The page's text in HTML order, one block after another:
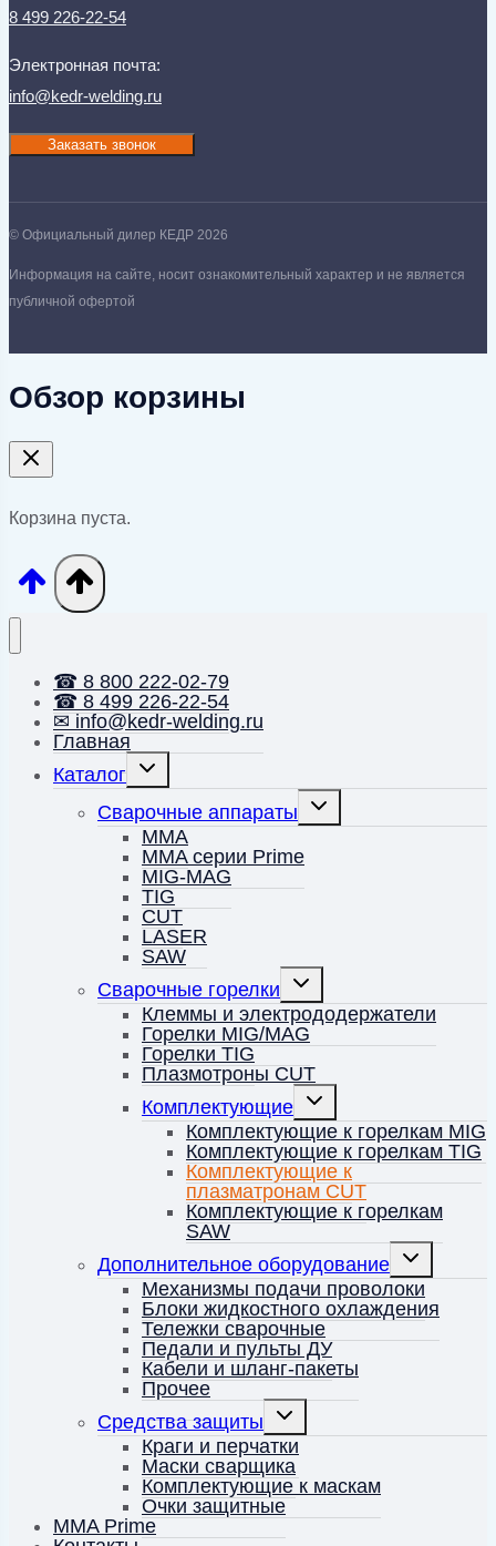
8 499 226-22-54
Электронная почта:
info@kedr-welding.ru
Заказать звонок
© Официальный дилер КЕДР 2026
Информация на сайте, носит ознакомительный характер и не является
публичной офертой
Обзор корзины
Корзина пуста.
☎ 8 800 222-02-79
☎ 8 499 226-22-54
✉ info@kedr-welding.ru
Главная
Каталог
Переключить
Сварочные аппараты
Переключить
MMA
MMA серии Prime
MIG-MAG
TIG
CUT
LASER
SAW
Сварочные горелки
Переключить
меню
Клеммы и электрододержатели
Горелки MIG/MAG
Горелки TIG
Плазмотроны CUT
Комплектующие
Переключить
меню
Комплектующие к горелкам MIG
Комплектующие к горелкам TIG
Комплектующие к
плазматронам CUT
Комплектующие к горелкам
SAW
Дополнительное оборудование
Переключить
меню
Механизмы подачи проволоки
Блоки жидкостного охлаждения
Тележки сварочные
Педали и пульты ДУ
Кабели и шланг-пакеты
Прочее
Средства защиты
Переключить
меню
Краги и перчатки
Маски сварщика
Комплектующие к маскам
Очки защитные
MMA Prime